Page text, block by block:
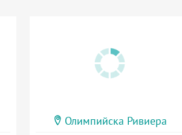
Олимпийска Ривиера